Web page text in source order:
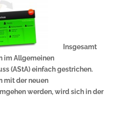
Insgesamt
im Allgemeinen
(AStA) einfach gestrichen.
mit der neuen
werden, wird sich in der